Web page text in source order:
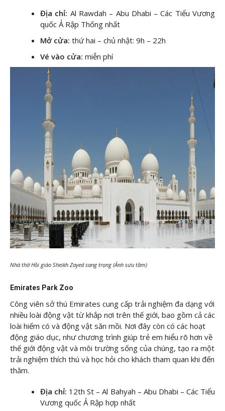
Địa chỉ: Al Rawdah – Abu Dhabi – Các Tiểu Vương
quốc Ả Rập Thống nhất
Mở cửa: thứ hai – chủ nhật: 9h – 22h
Vé vào cửa: miễn phí
Nhà thờ Hồi giáo Sheikh Zayed sang trọng (Ảnh sưu tầm)
Emirates Park Zoo
Công viên sở thú Emirates cung cấp trải nghiệm đa dạng với
nhiều loài động vật từ khắp nơi trên thế giới, bao gồm cả các
loài hiếm có và động vật săn mồi. Nơi đây còn có các hoạt
động giáo dục, như chương trình giúp trẻ em hiểu rõ hơn về
thế giới động vật và môi trường sống của chúng, tạo ra một
trải nghiệm thích thú và học hỏi cho khách tham quan khi đến
thăm.
Địa chỉ: 12th St – Al Bahyah – Abu Dhabi – Các Tiểu
Vương quốc Ả Rập hợp nhất